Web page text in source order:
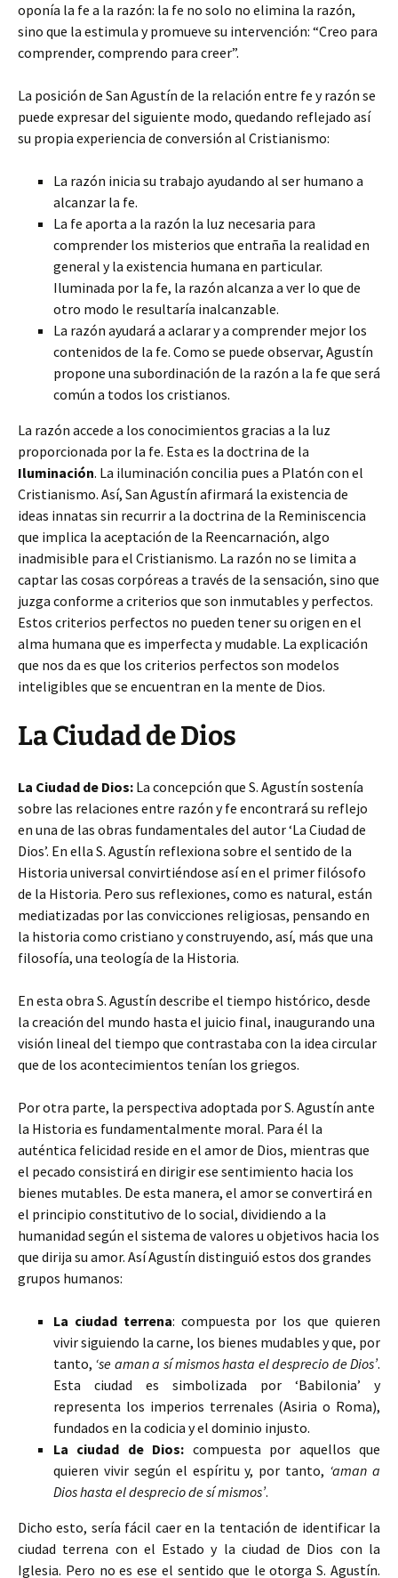
oponía la fe a la razón: la fe no solo no elimina la razón,
sino que la estimula y promueve su intervención: “Creo para
comprender, comprendo para creer”.
La posición de San Agustín de la relación entre fe y razón se
puede expresar del siguiente modo, quedando reflejado así
su propia experiencia de conversión al Cristianismo:
La razón inicia su trabajo ayudando al ser humano a
alcanzar la fe.
La fe aporta a la razón la luz necesaria para
comprender los misterios que entraña la realidad en
general y la existencia humana en particular.
Iluminada por la fe, la razón alcanza a ver lo que de
otro modo le resultaría inalcanzable.
La razón ayudará a aclarar y a comprender mejor los
contenidos de la fe. Como se puede observar, Agustín
propone una subordinación de la razón a la fe que será
común a todos los cristianos.
La razón accede a los conocimientos gracias a la luz
proporcionada por la fe. Esta es la doctrina de la
Iluminación. La iluminación concilia pues a Platón con el
Cristianismo. Así, San Agustín afirmará la existencia de
ideas innatas sin recurrir a la doctrina de la Reminiscencia
que implica la aceptación de la Reencarnación, algo
inadmisible para el Cristianismo. La razón no se limita a
captar las cosas corpóreas a través de la sensación, sino que
juzga conforme a criterios que son inmutables y perfectos.
Estos criterios perfectos no pueden tener su origen en el
alma humana que es imperfecta y mudable. La explicación
que nos da es que los criterios perfectos son modelos
inteligibles que se encuentran en la mente de Dios.
La Ciudad de Dios
La Ciudad de Dios: La concepción que S. Agustín sostenía
sobre las relaciones entre razón y fe encontrará su reflejo
en una de las obras fundamentales del autor ‘La Ciudad de
Dios’. En ella S. Agustín reflexiona sobre el sentido de la
Historia universal convirtiéndose así en el primer filósofo
de la Historia. Pero sus reflexiones, como es natural, están
mediatizadas por las convicciones religiosas, pensando en
la historia como cristiano y construyendo, así, más que una
filosofía, una teología de la Historia.
En esta obra S. Agustín describe el tiempo histórico, desde
la creación del mundo hasta el juicio final, inaugurando una
visión lineal del tiempo que contrastaba con la idea circular
que de los acontecimientos tenían los griegos.
Por otra parte, la perspectiva adoptada por S. Agustín ante
la Historia es fundamentalmente moral. Para él la
auténtica felicidad reside en el amor de Dios, mientras que
el pecado consistirá en dirigir ese sentimiento hacia los
bienes mutables. De esta manera, el amor se convertirá en
el principio constitutivo de lo social, dividiendo a la
humanidad según el sistema de valores u objetivos hacia los
que dirija su amor. Así Agustín distinguió estos dos grandes
grupos humanos:
La ciudad terrena: compuesta por los que quieren
vivir siguiendo la carne, los bienes mudables y que, por
tanto, ‘se aman a sí mismos hasta el desprecio de Dios’.
Esta ciudad es simbolizada por ‘Babilonia’ y
representa los imperios terrenales (Asiria o Roma),
fundados en la codicia y el dominio injusto.
La ciudad de Dios: compuesta por aquellos que
quieren vivir según el espíritu y, por tanto, ‘aman a
Dios hasta el desprecio de sí mismos’.
Dicho esto, sería fácil caer en la tentación de identificar la
ciudad terrena con el Estado y la ciudad de Dios con la
Iglesia. Pero no es ese el sentido que le otorga S. Agustín.